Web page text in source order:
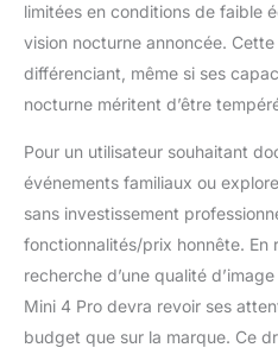
limitées en conditions de faible
vision nocturne annoncée.
différenciant, même si ses
nocturne méritent d’être
Pour un utilisateur souhaitant
événements familiaux ou
sans investissement
fonctionnalités/prix honnête. En
recherche d’une qualité
Mini 4 Pro devra revoir ses
budget que sur la marque. Ce